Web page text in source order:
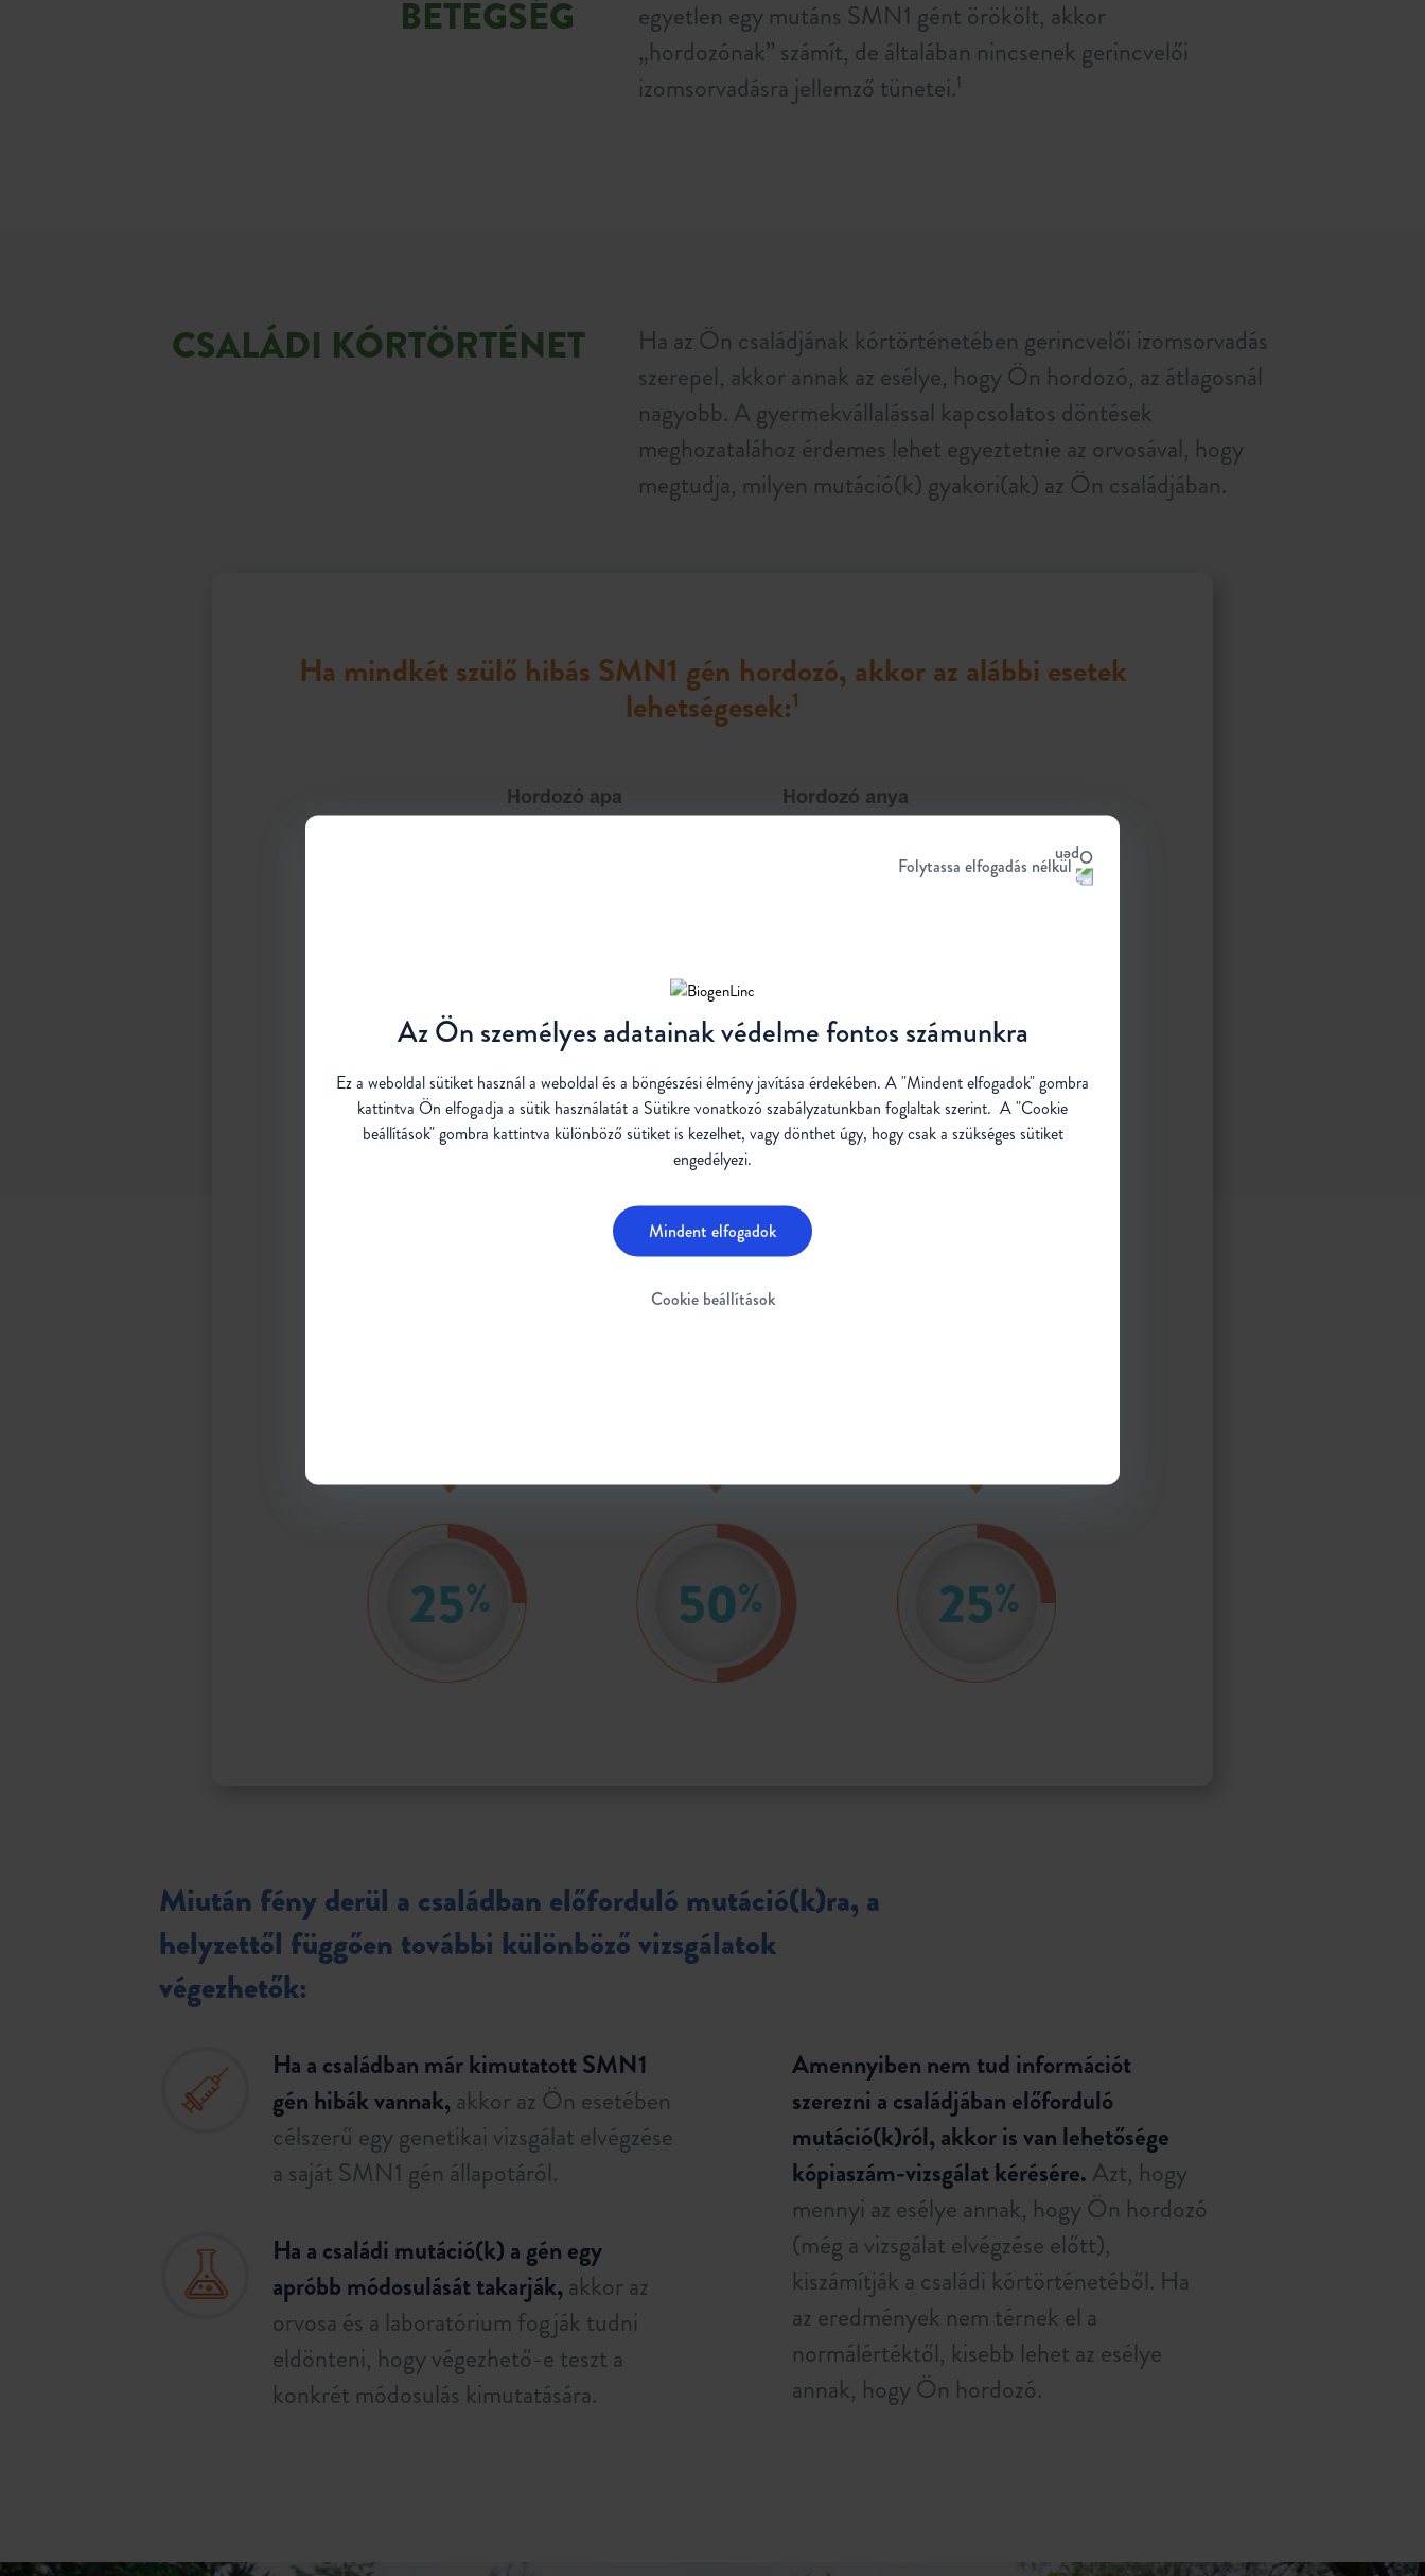
Az Ön személyes adatainak védelme fontos számunkra
Ez a weboldal sütiket használ a weboldal és a böngészési élmény javítása érdekében. A "Mindent elfogadok" gombra
kattintva Ön elfogadja a sütik használatát a Sütikre vonatkozó szabályzatunkban foglaltak szerint. A "Cookie
beállítások" gombra kattintva különböző sütiket is kezelhet, vagy dönthet úgy, hogy csak a szükséges sütiket
engedélyezi.
Mindent elfogadok
Cookie beállítások
Folytassa elfogadás nélkül
BETEGSÉG
egyetlen egy mutáns SMN1 gént örökölt, akkor
„hordozónak” számít, de általában nincsenek gerincvelői
izomsorvadásra jellemző tünetei.1
CSALÁDI KÓRTÖRTÉNET
Ha az Ön családjának kórtörténetében gerincvelői izomsorvadás
szerepel, akkor annak az esélye, hogy Ön hordozó, az átlagosnál
nagyobb. A gyermekvállalással kapcsolatos döntések
meghozatalához érdemes lehet egyeztetnie az orvosával, hogy
megtudja, milyen mutáció(k) gyakori(ak) az Ön családjában.
Ha mindkét szülő hibás SMN1 gén hordozó, akkor az alábbi esetek
lehetségesek:1
Miután fény derül a családban előforduló mutáció(k)ra, a
helyzettől függően további különböző vizsgálatok
végezhetők:
Ha a családban már kimutatott SMN1
gén hibák vannak, akkor az Ön esetében
célszerű egy genetikai vizsgálat elvégzése
a saját SMN1 gén állapotáról.
Ha a családi mutáció(k) a gén egy
apróbb módosulását takarják, akkor az
orvosa és a laboratórium fogják tudni
eldönteni, hogy végezhető-e teszt a
konkrét módosulás kimutatására.
Amennyiben nem tud információt
szerezni a családjában előforduló
mutáció(k)ról, akkor is van lehetősége
kópiaszám-vizsgálat kérésére.Azt, hogy
mennyi az esélye annak, hogy Ön hordozó
(még a vizsgálat elvégzése előtt),
kiszámítják a családi kórtörténetéből. Ha
az eredmények nem térnek el a
normálértéktől, kisebb lehet az esélye
annak, hogy Ön hordozó.